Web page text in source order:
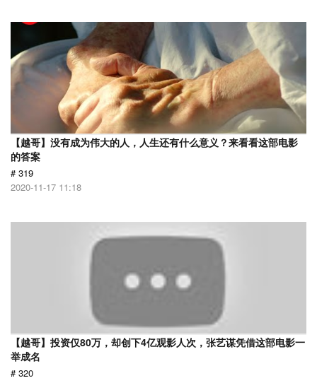
【越哥】没有成为伟大的人，人生还有什么意义？来看看这部电影
的答案
# 319
2020-11-17 11:18
【越哥】投资仅80万，却创下4亿观影人次，张艺谋凭借这部电影一
举成名
# 320